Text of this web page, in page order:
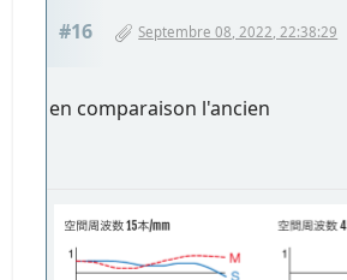
#16 Septembre 08, 2022, 22:38:29
en comparaison l'ancien